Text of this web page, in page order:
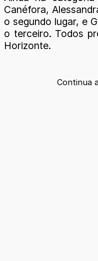
Canéfora,
o segundo lugar, e
o terceiro. Todos
Horizonte.
Continua